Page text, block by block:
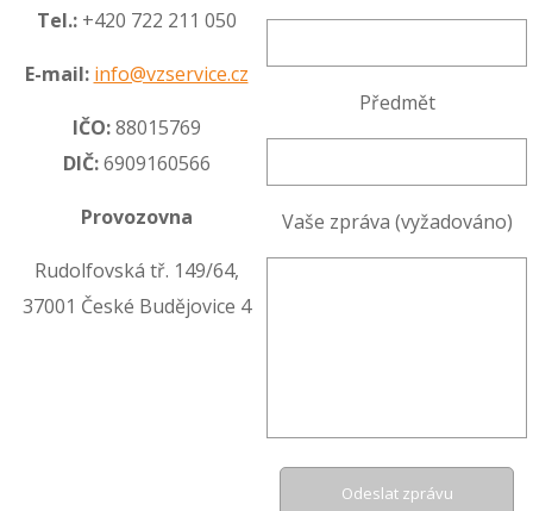
Tel.: +420 722 211 050
E-mail: info@vzservice.cz
IČO:88015769
DIČ:6909160566
Provozovna
Rudolfovská tř. 149/64,
37001 České Budějovice 4
Předmět
Vaše zpráva (vyžadováno)